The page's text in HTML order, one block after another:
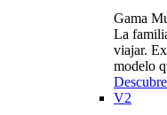
Gama
La
viajar.
modelo
V2